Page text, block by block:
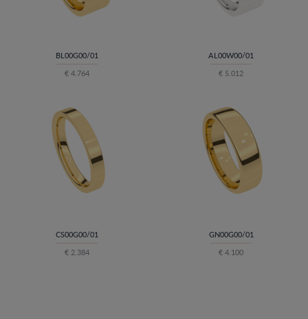
BL00G00/01
€ 4.764
AL00W00/01
€ 5.012
CS00G00/01
€ 2.384
GN00G00/01
€ 4.100